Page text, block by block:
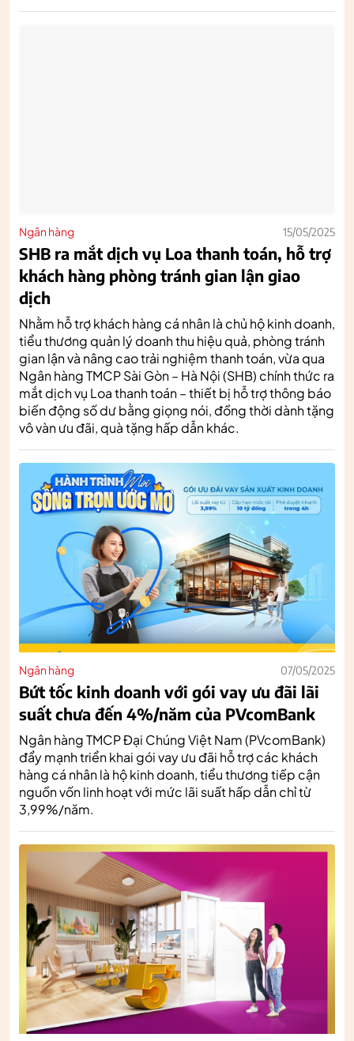
Ngân hàng 15/05/2025
SHB ra mắt dịch vụ Loa thanh toán, hỗ trợ
khách hàng phòng tránh gian lận giao
dịch
Nhằm hỗ trợ khách hàng cá nhân là chủ hộ kinh doanh,
tiểu thương quản lý doanh thu hiệu quả, phòng tránh
gian lận và nâng cao trải nghiệm thanh toán, vừa qua
Ngân hàng TMCP Sài Gòn – Hà Nội (SHB) chính thức ra
mắt dịch vụ Loa thanh toán – thiết bị hỗ trợ thông báo
biến động số dư bằng giọng nói, đồng thời dành tặng
vô vàn ưu đãi, quà tặng hấp dẫn khác.
Ngân hàng 07/05/2025
Bứt tốc kinh doanh với gói vay ưu đãi lãi
suất chưa đến 4%/năm của PVcomBank
Ngân hàng TMCP Đại Chúng Việt Nam (PVcomBank)
đẩy mạnh triển khai gói vay ưu đãi hỗ trợ các khách
hàng cá nhân là hộ kinh doanh, tiểu thương tiếp cận
nguồn vốn linh hoạt với mức lãi suất hấp dẫn chỉ từ
3,99%/năm.